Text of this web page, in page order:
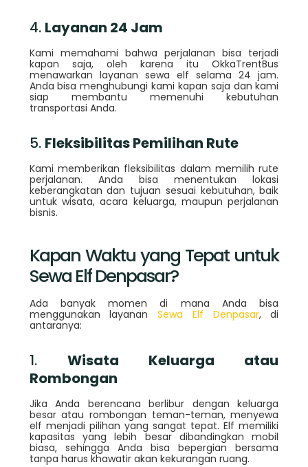
4. Layanan 24 Jam
Kami memahami bahwa perjalanan bisa terjadi
kapan saja, oleh karena itu OkkaTrentBus
menawarkan layanan sewa elf selama 24 jam.
Anda bisa menghubungi kami kapan saja dan kami
siap membantu memenuhi kebutuhan
transportasi Anda.
5. Fleksibilitas Pemilihan Rute
Kami memberikan fleksibilitas dalam memilih rute
perjalanan. Anda bisa menentukan lokasi
keberangkatan dan tujuan sesuai kebutuhan, baik
untuk wisata, acara keluarga, maupun perjalanan
bisnis.
Kapan Waktu yang Tepat untuk
Sewa Elf Denpasar?
Ada banyak momen di mana Anda bisa
menggunakan layananSewa Elf Denpasar, di
antaranya:
1. Wisata Keluarga atau
Rombongan
Jika Anda berencana berlibur dengan keluarga
besar atau rombongan teman-teman, menyewa
elf menjadi pilihan yang sangat tepat. Elf memiliki
kapasitas yang lebih besar dibandingkan mobil
biasa, sehingga Anda bisa bepergian bersama
tanpa harus khawatir akan kekurangan ruang.